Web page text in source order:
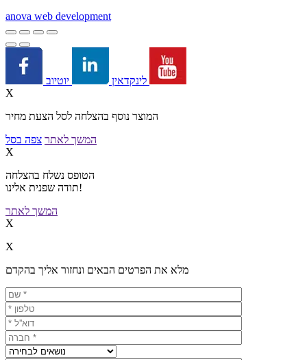
anova web development
לינקדאין
X
המוצר נוסף בהצלחה לסל הצעת מחיר
המשך לאתר צפה בסל
X
הטופס נשלח בהצלחה
תודה שפנית אלינו!
המשך לאתר
X
X
מלא את הפרטים הבאים ונחזור אליך בהקדם